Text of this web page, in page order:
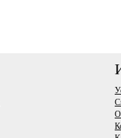
О